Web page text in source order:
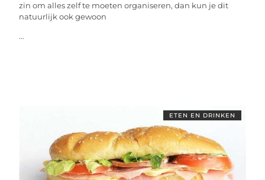
zin om alles zelf te moeten organiseren, dan kun je dit
natuurlijk ook gewoon
...
ETEN EN DRINKEN